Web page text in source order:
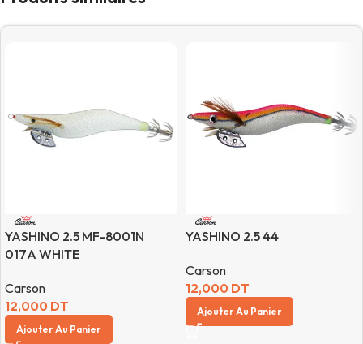
YASHINO 2.5 MF-8001N
017A WHITE
Carson
12,000 DT
Ajouter Au Panier
YASHINO 2.5 44
Carson
12,000 DT
Ajouter Au Panier